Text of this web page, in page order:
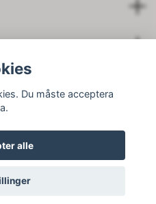
Company AB
Du måste acceptera
alle